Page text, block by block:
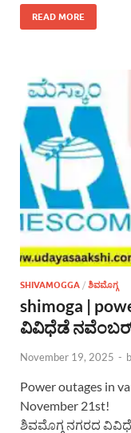
READ MORE
SHIVAMOGGA / ಶಿವಮೊಗ್ಗ
shimoga |
ವಿವಿಧೆಡೆ ನವೆಂಬರ್
November 19, 2025 -
Power outages in
November 21st!
ಶಿವಮೊಗ್ಗ ನಗರದ